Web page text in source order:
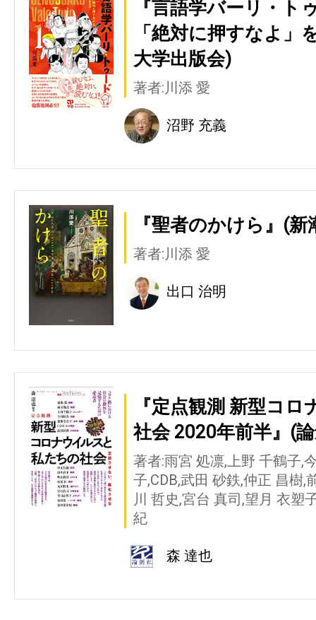
『言語学バーリ・ト
「絶対に押すなよ」
大学出版会)
著者:川添 愛
沼野 充義
『聖者のかけら』(新
著者:川添 愛
出口 治明
『定点観測 新型コ
社会 2020年前半』(
著者:雨宮 処凛,上野 千鶴子,
子,CDB,武田 砂鉄,仲正 昌樹,
川 哲史,宮台 真司,望月 衣塑
紀
森 達也